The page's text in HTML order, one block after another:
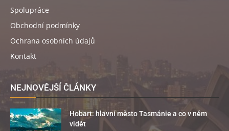
Spolupráce
Obchodní podmínky
Ochrana osobních údajů
Kontakt
NEJNOVĚJŠÍ ČLÁNKY
Hobart: hlavní město Tasmánie a co v něm
vidět